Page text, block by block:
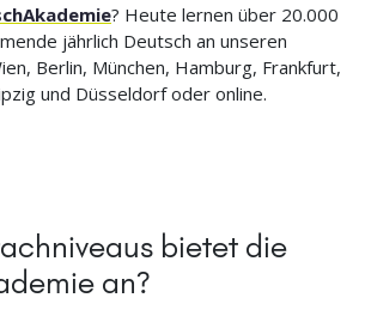
? Heute lernen über 20.000
jährlich Deutsch an unseren
Berlin, München, Hamburg, Frankfurt,
und Düsseldorf oder online.
bietet die
an?